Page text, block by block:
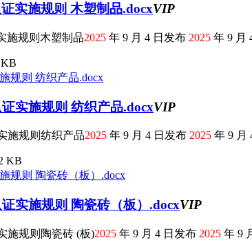
实施规则 木塑制品.docxVIP
施规则木塑制品2025 年 9 月 4 日发布 2025 年 9 月
实施规则 纺织产品.docxVIP
施规则纺织产品2025 年 9 月 4 日发布 2025 年 9 月
KB
实施规则 陶瓷砖（板）.docxVIP
施规则陶瓷砖 (板)2025 年 9 月 4 日发布 2025 年 9